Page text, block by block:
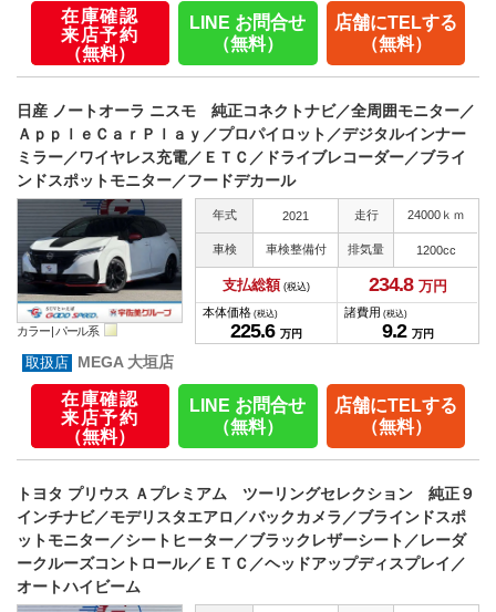
在庫確認
来店予約
（無料）
LINE お問合せ
（無料）
店舗にTELする
（無料）
日産 ノートオーラ ニスモ 純正コネクトナビ／全周囲モニター／
ＡｐｐｌｅＣａｒＰｌａｙ／プロパイロット／デジタルインナー
ミラー／ワイヤレス充電／ＥＴＣ／ドライブレコーダー／ブライ
ンドスポットモニター／フードデカール
カラー | パール系
年式 2021 走行 24000ｋｍ
車検 車検整備付 排気量 1200cc
支払総額 (税込) 234.8 万円
本体価格 (税込)
225.6 万円
諸費用 (税込)
9.2 万円
MEGA 大垣店
在庫確認
来店予約
（無料）
LINE お問合せ
（無料）
店舗にTELする
（無料）
トヨタ プリウス Ａプレミアム ツーリングセレクション 純正９
インチナビ／モデリスタエアロ／バックカメラ／ブラインドスポ
ットモニター／シートヒーター／ブラックレザーシート／レーダ
ークルーズコントロール／ＥＴＣ／ヘッドアップディスプレイ／
オートハイビーム